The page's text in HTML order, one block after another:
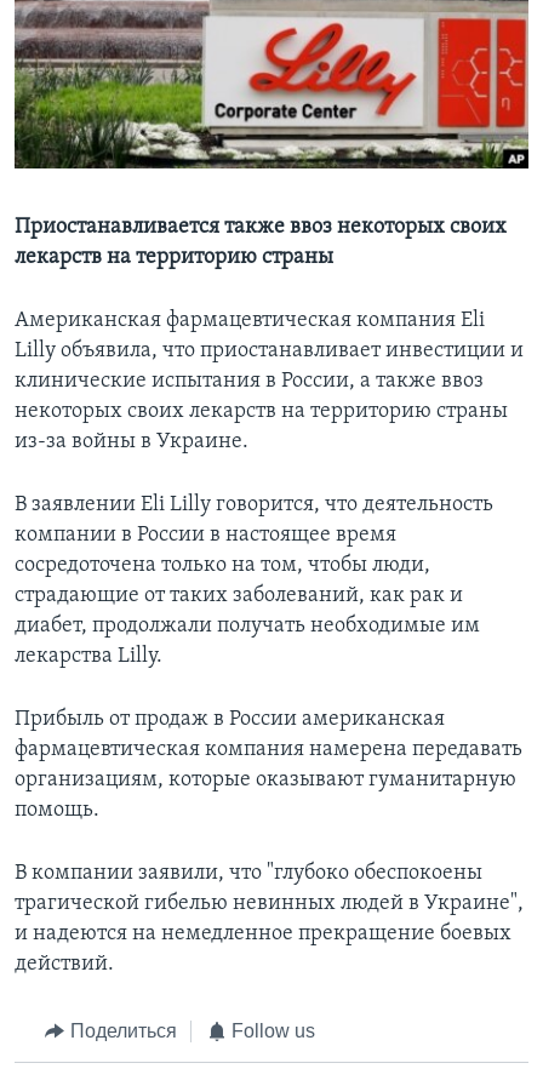
Learning English
СОЦИАЛЬНЫЕ СЕТИ
Языки
Приостанавливается также ввоз некоторых своих
лекарств на территорию страны
Американская фармацевтическая компания Eli
Lilly объявила, что приостанавливает инвестиции и
клинические испытания в России, а также ввоз
некоторых своих лекарств на территорию страны
из-за войны в Украине.
В заявлении Eli Lilly говорится, что деятельность
компании в России в настоящее время
сосредоточена только на том, чтобы люди,
страдающие от таких заболеваний, как рак и
диабет, продолжали получать необходимые им
лекарства Lilly.
Прибыль от продаж в России американская
фармацевтическая компания намерена передавать
организациям, которые оказывают гуманитарную
помощь.
В компании заявили, что "глубоко обеспокоены
трагической гибелью невинных людей в Украине",
и надеются на немедленное прекращение боевых
действий.
Поделиться Follow us